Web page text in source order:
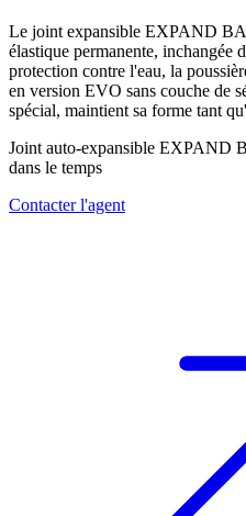
Le joint expansible EXPAND
élastique permanente, inchangée
protection contre l'eau, la
en version EVO sans couche de
spécial, maintient sa forme tant
Joint auto-expansible EXPAND
dans le temps
Contacter l'agent